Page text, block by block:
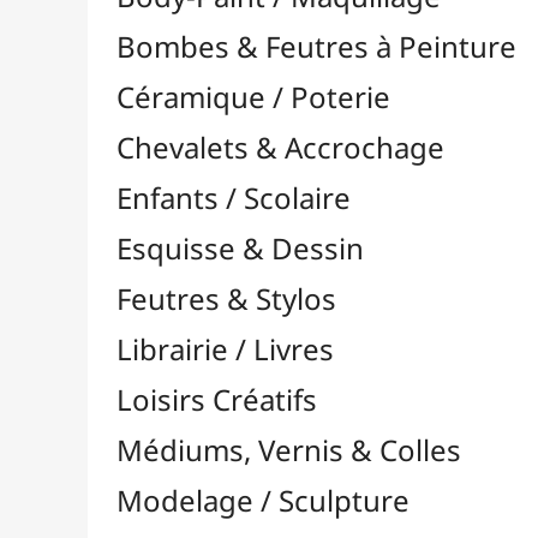
Feutres & Stylos
Librairie / Livres
Loisirs Créatifs
Médiums, Vernis & Colles
Modelage / Sculpture
Peintures / Couleurs
Aquarelle 
Dorure
Gouache 

Pastel 
Pigments 